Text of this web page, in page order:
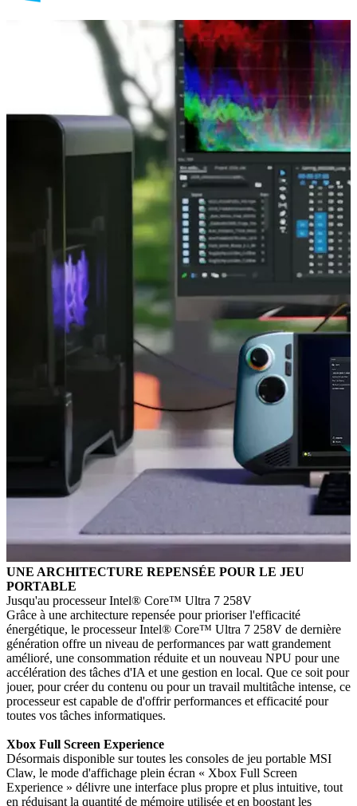
UNE ARCHITECTURE REPENSÉE POUR LE JEU
PORTABLE
Jusqu'au processeur Intel® Core™ Ultra 7 258V
Grâce à une architecture repensée pour prioriser l'efficacité
énergétique, le processeur Intel® Core™ Ultra 7 258V de dernière
génération offre un niveau de performances par watt grandement
amélioré, une consommation réduite et un nouveau NPU pour une
accélération des tâches d'IA et une gestion en local. Que ce soit pour
jouer, pour créer du contenu ou pour un travail multitâche intense, ce
processeur est capable de d'offrir performances et efficacité pour
toutes vos tâches informatiques.
Xbox Full Screen Experience
Désormais disponible sur toutes les consoles de jeu portable MSI
Claw, le mode d'affichage plein écran « Xbox Full Screen
Experience » délivre une interface plus propre et plus intuitive, tout
en réduisant la quantité de mémoire utilisée et en boostant les